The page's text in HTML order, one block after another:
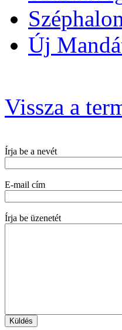
Új
Vissza a
Írja be a nevét
E-mail cím
Írja be üzenetét